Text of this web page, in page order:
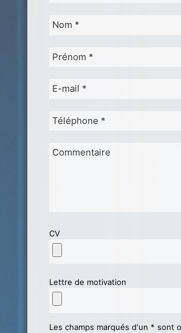
CV
Lettre de motivation
Les champs marqués d'un * sont